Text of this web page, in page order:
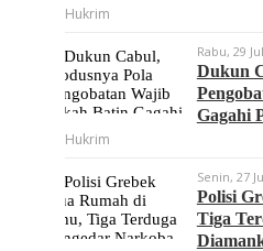
Hukrim
Rabu, 29
Dukun
Gagahi
Hukrim
Senin, 27
Polisi
Tiga